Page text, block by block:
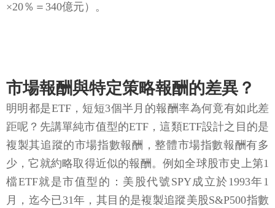
×20％＝340億元）。
市場報酬與特定策略報酬的差異？
明明都是ETF，短短3個半月的報酬率為何竟有如此差
距呢？先講單純市值型的ETF，這類ETF設計之目的是
複製其追蹤的市場指數報酬，整體市場指數報酬有多
少，它就約略取得近似的報酬。例如全球股市史上第1
檔ETF就是市值型的：美股代號SPY成立於1993年1
月，迄今已31年，其目的是複製追蹤美股S&P500指數